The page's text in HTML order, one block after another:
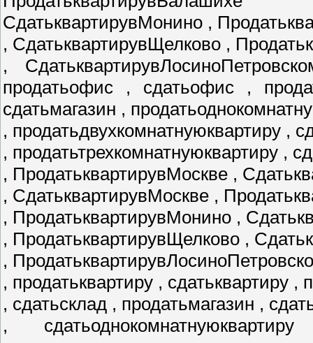
СдатьквартирувМонино ,
, СдатьквартирувЩелково ,
,
продатьофис , сдатьофис ,
сдатьмагазин ,
, продатьдвухкомнатнуюквартиру ,
, продатьтрехкомнатнуюквартиру ,
, ПродатьквартирувМоскве ,
, СдатьквартирувМоскве ,
, ПродатьквартирувМонино ,
, ПродатьквартирувЩелково ,
,
, продатьквартиру , сдатьквартиру
, сдатьсклад , продатьмагазин ,
,